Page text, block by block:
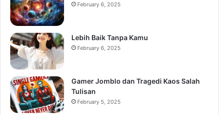
February 6, 2025
Lebih Baik Tanpa Kamu
February 6, 2025
Gamer Jomblo dan Tragedi Kaos Salah
Tulisan
February 5, 2025